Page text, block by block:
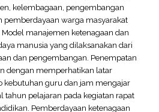
kelembagaan, pengembangan
pemberdayaan warga masyarakat
manajemen ketenagaan dan
manusia yang dilaksanakan dari
dan pengembangan. Penempatan
dengan memperhatikan latar
kebutuhan guru dan jam mengajar
tahun pelajaran pada kegiatan rapat
Pemberdayaan ketenagaan